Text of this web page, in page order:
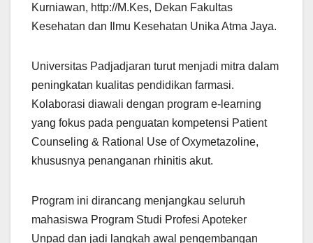
Kurniawan, http://M.Kes, Dekan Fakultas
Kesehatan dan Ilmu Kesehatan Unika Atma Jaya.
Universitas Padjadjaran turut menjadi mitra dalam
peningkatan kualitas pendidikan farmasi.
Kolaborasi diawali dengan program e-learning
yang fokus pada penguatan kompetensi Patient
Counseling & Rational Use of Oxymetazoline,
khususnya penanganan rhinitis akut.
Program ini dirancang menjangkau seluruh
mahasiswa Program Studi Profesi Apoteker
Unpad dan jadi langkah awal pengembangan